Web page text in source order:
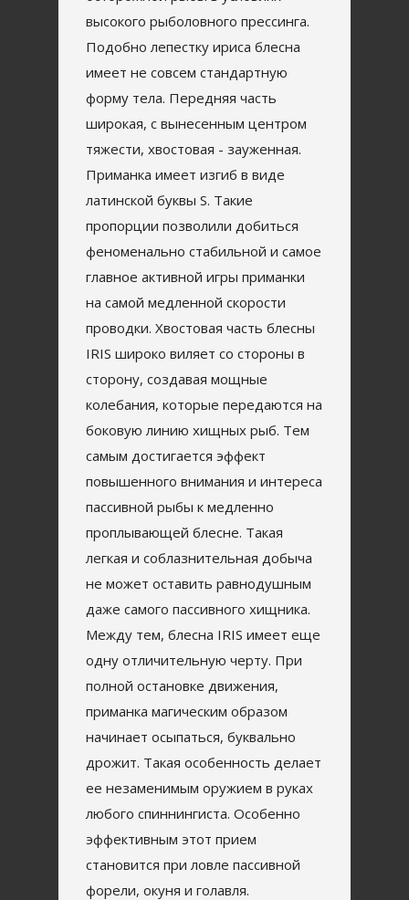
высокого рыболовного прессинга.
Подобно лепестку ириса блесна
имеет не совсем стандартную
форму тела. Передняя часть
широкая, с вынесенным центром
тяжести, хвостовая - зауженная.
Приманка имеет изгиб в виде
латинской буквы S. Такие
пропорции позволили добиться
феноменально стабильной и самое
главное активной игры приманки
на самой медленной скорости
проводки. Хвостовая часть блесны
IRIS широко виляет со стороны в
сторону, создавая мощные
колебания, которые передаются на
боковую линию хищных рыб. Тем
самым достигается эффект
повышенного внимания и интереса
пассивной рыбы к медленно
проплывающей блесне. Такая
легкая и соблазнительная добыча
не может оставить равнодушным
даже самого пассивного хищника.
Между тем, блесна IRIS имеет еще
одну отличительную черту. При
полной остановке движения,
приманка магическим образом
начинает осыпаться, буквально
дрожит. Такая особенность делает
ее незаменимым оружием в руках
любого спиннингиста. Особенно
эффективным этот прием
становится при ловле пассивной
форели, окуня и голавля.